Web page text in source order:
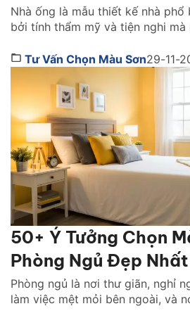
Nhà ống là mẫu thiết kế nhà phổ
bởi tính thẩm mỹ và tiện nghi mà
dựa theo tổng thể thiết kế từng
tạo nên phong cách nhất định.
trang […]
Tư Vấn Chọn Màu Sơn29-11-
50+ Ý Tưởng Chọn
Phòng Ngủ Đẹp
Phòng ngủ là nơi thư giãn, nghỉ
làm việc mệt mỏi bên ngoài, và